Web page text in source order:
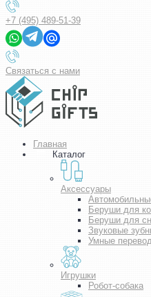
+7 (495) 489-51-39
Связаться с нами
Главная
Каталог
Аксессуары
Беруши для
Беруши для
Звуковые
Умные
Игрушки
Робот-собака